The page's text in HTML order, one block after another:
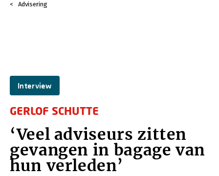
Advisering
Interview
GERLOF SCHUTTE
‘Veel adviseurs zitten
gevangen in bagage van
hun verleden’